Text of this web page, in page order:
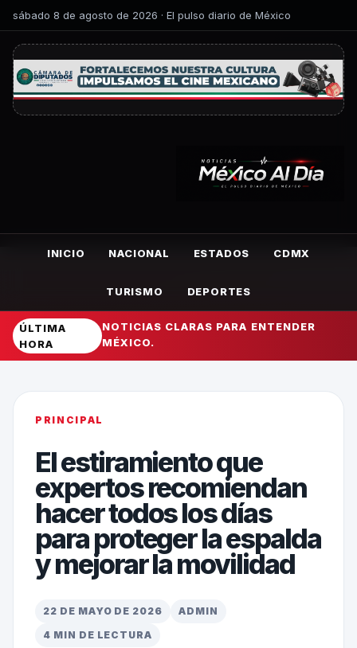
sábado 8 de agosto de 2026 · El pulso diario de México
INICIO NACIONAL ESTADOS CDMX
TURISMO DEPORTES
ÚLTIMA
HORA
NOTICIAS CLARAS PARA ENTENDER
MÉXICO.
PRINCIPAL
El estiramiento que
expertos recomiendan
hacer todos los días
para proteger la espalda
y mejorar la movilidad
22 DE MAYO DE 2026
ADMIN
4 MIN DE LECTURA